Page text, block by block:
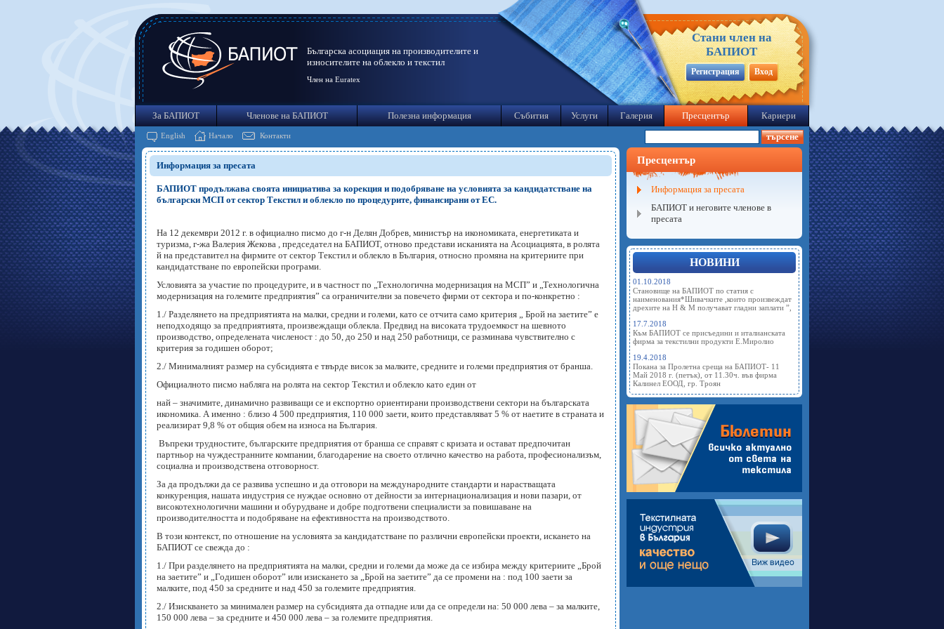
Българска асоциация на производителите и
износителите на облекло и текстил
Член на Euratex
Стани член на
БАПИОТ
Регистрация Вход
За БАПИОТ Членове на БАПИОТ Полезна информация Събития Услуги Галерия Пресцентър Кариери
English Начало Контакти
Информация за пресата
БАПИОТ продължава своята инициатива за корекция и подобряване на условията за кандидатстване на
български МСП от сектор Текстил и облекло по процедурите, финансирани от ЕС.
На 12 декември 2012 г. в официално писмо до г-н Делян Добрев, министър на икономиката, енергетиката и
туризма, г-жа Валерия Жекова , председател на БАПИОТ, отново представи исканията на Асоциацията, в ролята
й на представител на фирмите от сектор Текстил и облекло в България, относно промяна на критериите при
кандидатстване по европейски програми.
Условията за участие по процедурите, и в частност по „Технологична модернизация на МСП” и „Технологична
модернизация на големите предприятия” са ограничителни за повечето фирми от сектора и по-конкретно :
1./ Разделянето на предприятията на малки, средни и големи, като се отчита само критерия „ Брой на заетите” е
неподходящо за предприятията, произвеждащи облекла. Предвид на високата трудоемкост на шевното
производство, определената численост : до 50, до 250 и над 250 работници, се разминава чувствително с
критерия за годишен оборот;
2./ Минималният размер на субсидията е твърде висок за малките, средните и големи предприятия от бранша.
Официалното писмо набляга на ролята на сектор Текстил и облекло като един от
най – значимите, динамично развиващи се и експортно ориентирани производствени сектори на българската
икономика. А именно : близо 4 500 предприятия, 110 000 заети, които представляват 5 % от наетите в страната и
реализират 9,8 % от общия обем на износа на България.
Въпреки трудностите, българските предприятия от бранша се справят с кризата и остават предпочитан
партньор на чуждестранните компании, благодарение на своето отлично качество на работа, професионализъм,
социална и производствена отговорност.
За да продължи да се развива успешно и да отговори на международните стандарти и нарастващата
конкуренция, нашата индустрия се нуждае основно от дейности за интернационализация и нови пазари, от
високотехнологични машини и обурудване и добре подготвени специалисти за повишаване на
производителността и подобряване на ефективността на производството.
В този контекст, по отношение на условията за кандидатстване по различни европейски проекти, искането на
БАПИОТ се свежда до :
1./ При разделянето на предприятията на малки, средни и големи да може да се избира между критериите „Брой
на заетите” и „Годишен оборот” или изискането за „Брой на заетите” да се промени на : под 100 заети за
малките, под 450 за средните и над 450 за големите предприятия.
2./ Изискването за минимален размер на субсидията да отпадне или да се определи на: 50 000 лева – за малките,
150 000 лева – за средните и 450 000 лева – за големите предприятия.
Пресцентър
Информация за пресата
БАПИОТ и неговите членове в
пресата
НОВИНИ
01.10.2018
Становище на БАПИОТ по статия с
наименования*Шивачките ,които произвеждат
дрехите на Н & М получават гладни заплати ”,
17.7.2018
Към БАПИОТ се присъедини и италианската
фирма за текстилни продукти Е.Миролио
19.4.2018
Покана за Пролетна среща на БАПИОТ- 11
Май 2018 г. (петък), от 11.30ч. във фирма
Калинел ЕООД, гр. Троян